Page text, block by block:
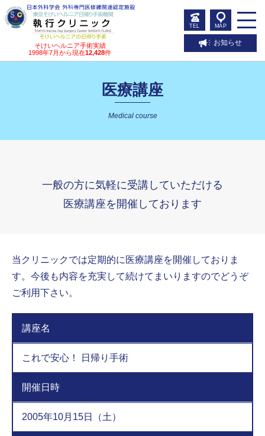
そけいヘルニア手術実績
1998年7月から現在12,428件
TEL MAP
お知らせ
医療講座
Medical course
一般の方に気軽に受講していただける
医療講座を開催しております
当クリニックでは定期的に医療講座を開催しておりま
す。今後も内容を充実して続けてまいりますのでどうぞ
ご利用下さい。
講座名
これで安心！ 日帰り手術
開催日時
2005年10月15日（土）